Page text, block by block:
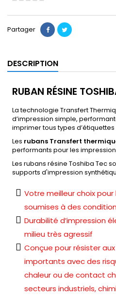
Partager
DESCRIPTION
RUBAN RÉSINE
La technologie Transfert
d’impression simple,
imprimer tous types
Les rubans Transfert
performants pour les
Les rubans résine Toshiba Tec
supports d'impression
Votre meilleur choix pour
soumises à des
Durabilité d’impression
milieu très agressif
Conçue pour résister
importants avec des
chaleur ou de contact
secteurs industriels,